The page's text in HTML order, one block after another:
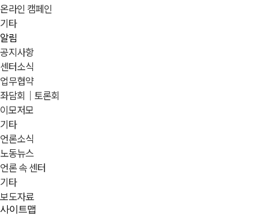
온라인 캠페인
기타
알림
공지사항
센터소식
업무협약
좌담회｜토론회
이모저모
기타
언론소식
노동뉴스
언론 속 센터
기타
보도자료
사이트맵